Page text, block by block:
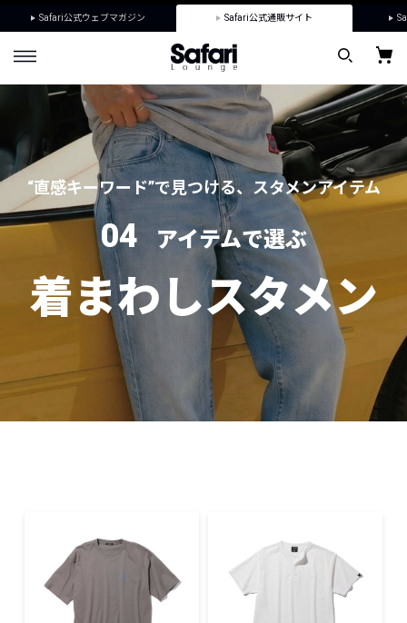
Safari公式ウェブマガジン Safari公式通販サイト
“直感キーワード”で見つける、スタメンアイテム
04 アイテムで選ぶ
着まわしスタメン